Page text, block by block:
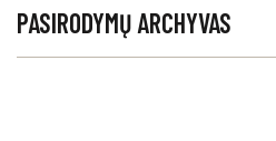
PASIRODYMŲ ARCHYVAS